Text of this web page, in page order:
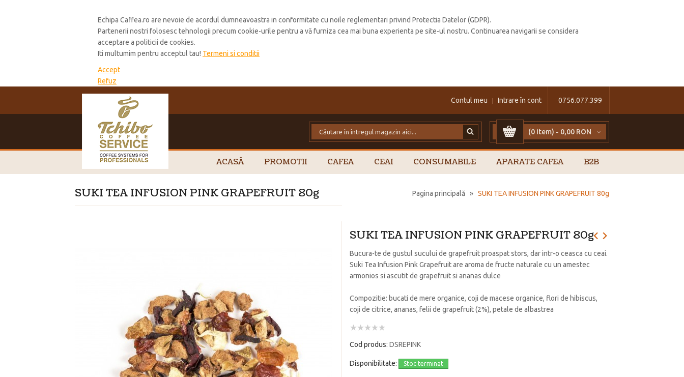
Echipa Caffea.ro are nevoie de acordul dumneavoastra in conformitate cu noile reglementari privind Protectia Datelor (GDPR).
Partenerii nostri folosesc tehnologii precum cookie-urile pentru a vă furniza cea mai buna experienta pe site-ul nostru. Continuarea navigarii se considera
acceptare a politicii de cookies.
Iti multumim pentru acceptul tau! Termeni si conditii
Accept
Refuz
0756.077.399
Contul meu Intrare în cont
(0 item) - 0,00 RON
ACASĂ PROMOTII CAFEA CEAI CONSUMABILE APARATE CAFEA B2B
Pagina principală » SUKI TEA INFUSION PINK GRAPEFRUIT 80g
SUKI TEA INFUSION PINK GRAPEFRUIT 80g
SUKI TEA INFUSION PINK GRAPEFRUIT 80g
Bucura-te de gustul sucului de grapefruit proaspat stors, dar intr-o ceasca cu ceai.
Suki Tea Infusion Pink Grapefruit are aroma de fructe naturale cu un amestec
armonios si ascutit de grapefruit si ananas dulce
Compozitie: bucati de mere organice, coji de macese organice, flori de hibiscus,
coji de citrice, ananas, felii de grapefruit (2%), petale de albastrea
Cod produs: DSREPINK
Disponibilitate: Stoc terminat